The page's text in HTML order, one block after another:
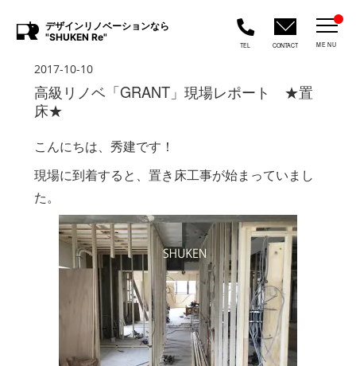
デザインリノベーションなら
"SHUKEN Re"
TEL CONTACT MENU
2017-10-10
高級リノベ「GRANT」現場レポート ★置
床★
こんにちは、秀建です！
現場に到着すると、置き床工事が始まっていまし
た。